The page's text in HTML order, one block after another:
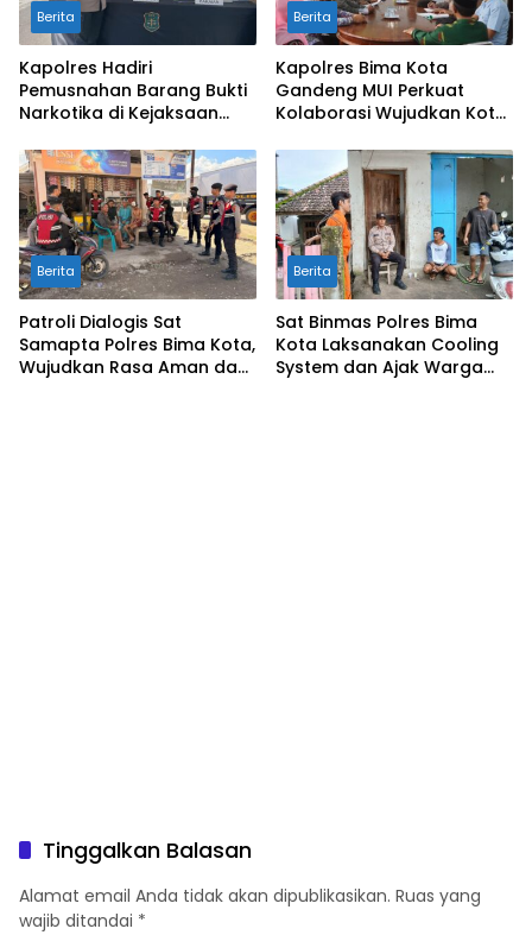
Berita
Kapolres Hadiri
Pemusnahan Barang Bukti
Narkotika di Kejaksaan
Berita
Kapolres Bima Kota
Gandeng MUI Perkuat
Kolaborasi Wujudkan Kota
Berita
Patroli Dialogis Sat
Samapta Polres Bima Kota,
Wujudkan Rasa Aman dan
Berita
Sat Binmas Polres Bima
Kota Laksanakan Cooling
System dan Ajak Warga
Tinggalkan Balasan
Alamat email Anda tidak akan dipublikasikan. Ruas yang
wajib ditandai *